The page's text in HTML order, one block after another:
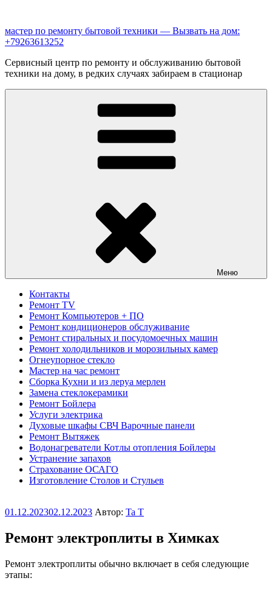
содержимому
мастер по ремонту бытовой техники — Вызвать на дом:
+79263613252
Сервисный центр по ремонту и обслуживанию бытовой
техники на дому, в редких случаях забираем в стационар
Меню
Контакты
Ремонт TV
Ремонт Компьютеров + ПО
Ремонт кондиционеров обслуживание
Ремонт стиральных и посудомоечных машин
Ремонт холодильников и морозильных камер
Огнеупорное стекло
Мастер на час ремонт
Сборка Кухни и из леруа мерлен
Замена стеклокерамики
Ремонт Бойлера
Услуги электрика
Духовые шкафы СВЧ Варочные панели
Ремонт Вытяжек
Водонагреватели Котлы отопления Бойлеры
Устранение запахов
Страхование ОСАГО
Изготовление Столов и Стульев
Опубликовано
01.12.202302.12.2023 Автор: Ta T
Ремонт электроплиты в Химках
Ремонт электроплиты обычно включает в себя следующие
этапы: